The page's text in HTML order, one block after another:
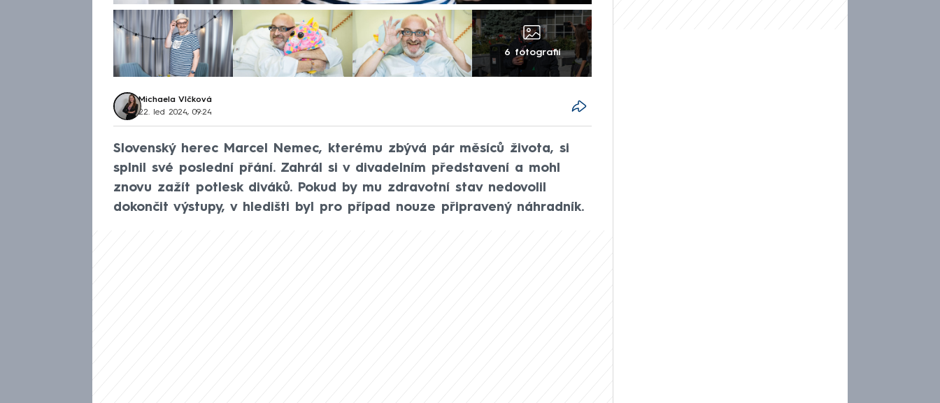
6 fotografií
Michaela Vlčková
22. led 2024, 09:24
Slovenský herec Marcel Nemec, kterému zbývá pár měsíců života, si
splnil své poslední přání. Zahrál si v divadelním představení a mohl
znovu zažít potlesk diváků. Pokud by mu zdravotní stav nedovolil
dokončit výstupy, v hledišti byl pro případ nouze připravený náhradník.